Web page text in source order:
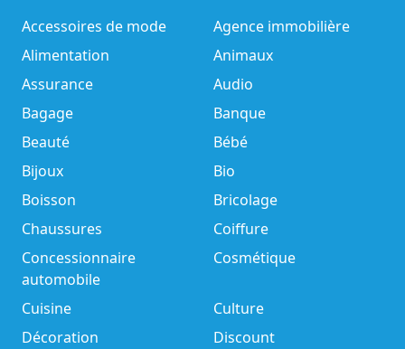
Accessoires de mode
Agence immobilière
Alimentation
Animaux
Assurance
Audio
Bagage
Banque
Beauté
Bébé
Bijoux
Bio
Boisson
Bricolage
Chaussures
Coiffure
Concessionnaire
automobile
Cosmétique
Cuisine
Culture
Décoration
Discount